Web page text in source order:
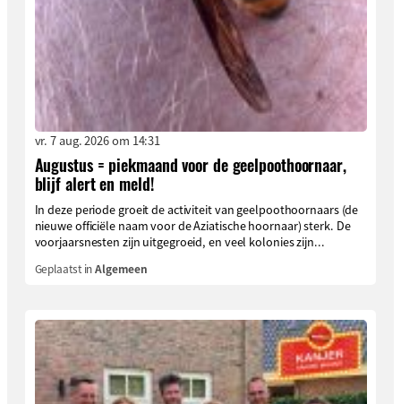
vr. 7 aug. 2026 om 14:31
Augustus = piekmaand voor de geelpoothoornaar,
blijf alert en meld!
In deze periode groeit de activiteit van geelpoothoornaars (de
nieuwe officiële naam voor de Aziatische hoornaar) sterk. De
voorjaarsnesten zijn uitgegroeid, en veel kolonies zijn...
Geplaatst inAlgemeen